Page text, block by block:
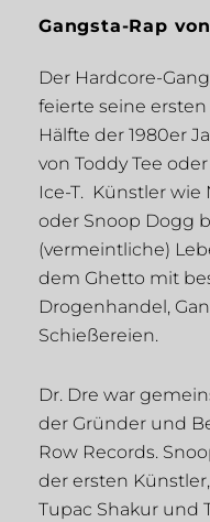
Gangsta-Rap
Der Hardcore-
feierte seine
Hälfte der 1980er
von Toddy Tee oder
Ice-T. Künstler wie
oder Snoop Dogg
(vermeintliche)
dem Ghetto mit
Drogenhandel,
Schießereien.
Dr. Dre war
der Gründer und
Row Records.
der ersten
Tupac Shakur und